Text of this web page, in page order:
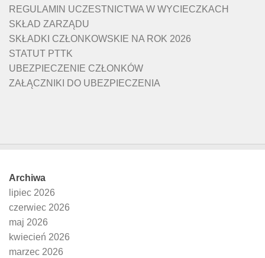
REGULAMIN UCZESTNICTWA W WYCIECZKACH
SKŁAD ZARZĄDU
SKŁADKI CZŁONKOWSKIE NA ROK 2026
STATUT PTTK
UBEZPIECZENIE CZŁONKÓW
ZAŁĄCZNIKI DO UBEZPIECZENIA
Archiwa
lipiec 2026
czerwiec 2026
maj 2026
kwiecień 2026
marzec 2026